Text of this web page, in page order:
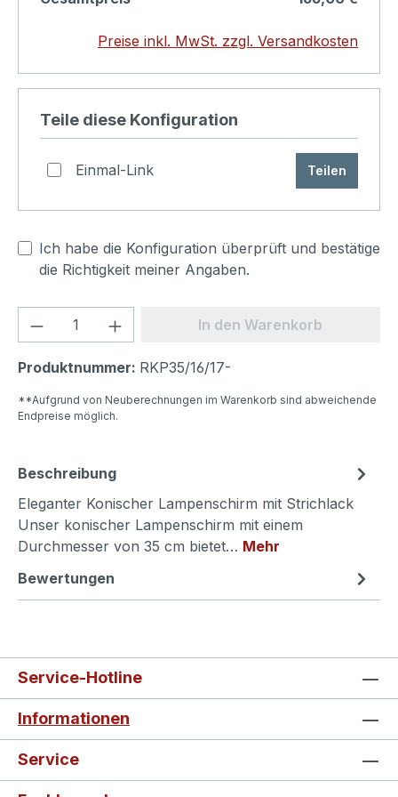
Produkt konfigurieren
Preise inkl. MwSt. zzgl. Versandkosten
Teile diese Konfiguration
Einmal-Link Teilen
Ich habe die Konfiguration überprüft und bestätige
die Richtigkeit meiner Angaben.
Produkt Anzahl: Gib denIn den Warenkorb
Produktnummer: RKP35/16/17-
**Aufgrund von Neuberechnungen im Warenkorb sind abweichende
Endpreise möglich.
Beschreibung
Eleganter Konischer Lampenschirm mit Strichlack
Unser konischer Lampenschirm mit einem
Durchmesser von 35 cm bietet… Mehr
Bewertungen
Service-Hotline
Informationen
Service